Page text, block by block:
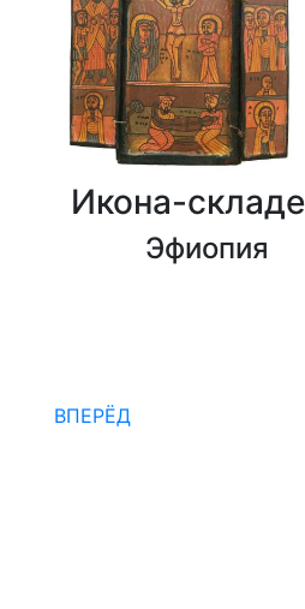
Икона-
Эфиопия
ВПЕРЁД